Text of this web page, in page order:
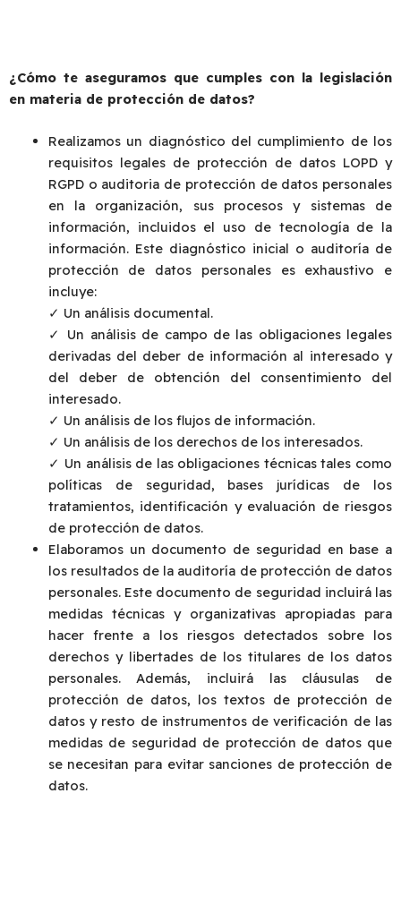
¿Cómo te aseguramos que cumples con la legislación
en materia de protección de datos?
Realizamos un diagnóstico del cumplimiento de los
requisitos legales de protección de datos LOPD y
RGPD o auditoria de protección de datos personales
en la organización, sus procesos y sistemas de
información, incluidos el uso de tecnología de la
información. Este diagnóstico inicial o auditoría de
protección de datos personales es exhaustivo e
incluye:
✓ Un análisis documental.
✓ Un análisis de campo de las obligaciones legales
derivadas del deber de información al interesado y
del deber de obtención del consentimiento del
interesado.
✓ Un análisis de los flujos de información.
✓ Un análisis de los derechos de los interesados.
✓ Un análisis de las obligaciones técnicas tales como
políticas de seguridad, bases jurídicas de los
tratamientos, identificación y evaluación de riesgos
de protección de datos.
Elaboramos un documento de seguridad en base a
los resultados de la auditoría de protección de datos
personales. Este documento de seguridad incluirá las
medidas técnicas y organizativas apropiadas para
hacer frente a los riesgos detectados sobre los
derechos y libertades de los titulares de los datos
personales. Además, incluirá las cláusulas de
protección de datos, los textos de protección de
datos y resto de instrumentos de verificación de las
medidas de seguridad de protección de datos que
se necesitan para evitar sanciones de protección de
datos.